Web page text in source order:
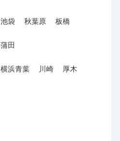
池袋 秋葉原 板橋
蒲田
横浜青葉 川崎 厚木